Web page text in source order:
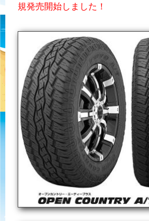
規発売開始しました！